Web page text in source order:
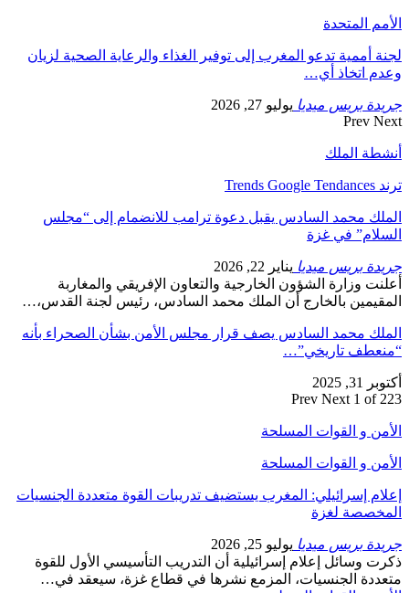
الأمم المتحدة
لجنة أممية تدعو المغرب إلى توفير الغذاء والرعاية الصحية لزيان
وعدم اتخاذ أي…
جريدة بريس ميديا يوليو 27, 2026
Prev Next
أنشطة الملك
ترند Trends Google Tendances
الملك محمد السادس يقبل دعوة ترامب للانضمام إلى “مجلس
السلام” في غزة
جريدة بريس ميديا يناير 22, 2026
أعلنت وزارة الشؤون الخارجية والتعاون الإفريقي والمغاربة
المقيمين بالخارج أن الملك محمد السادس، رئيس لجنة القدس،…
الملك محمد السادس يصف قرار مجلس الأمن بشأن الصحراء بأنه
“منعطف تاريخي”…
أكتوبر 31, 2025
Prev Next 1 of 223
الأمن و القوات المسلحة
الأمن و القوات المسلحة
إعلام إسرائيلي: المغرب يستضيف تدريبات القوة متعددة الجنسيات
المخصصة لغزة
جريدة بريس ميديا يوليو 25, 2026
ذكرت وسائل إعلام إسرائيلية أن التدريب التأسيسي الأول للقوة
متعددة الجنسيات، المزمع نشرها في قطاع غزة، سيعقد في…